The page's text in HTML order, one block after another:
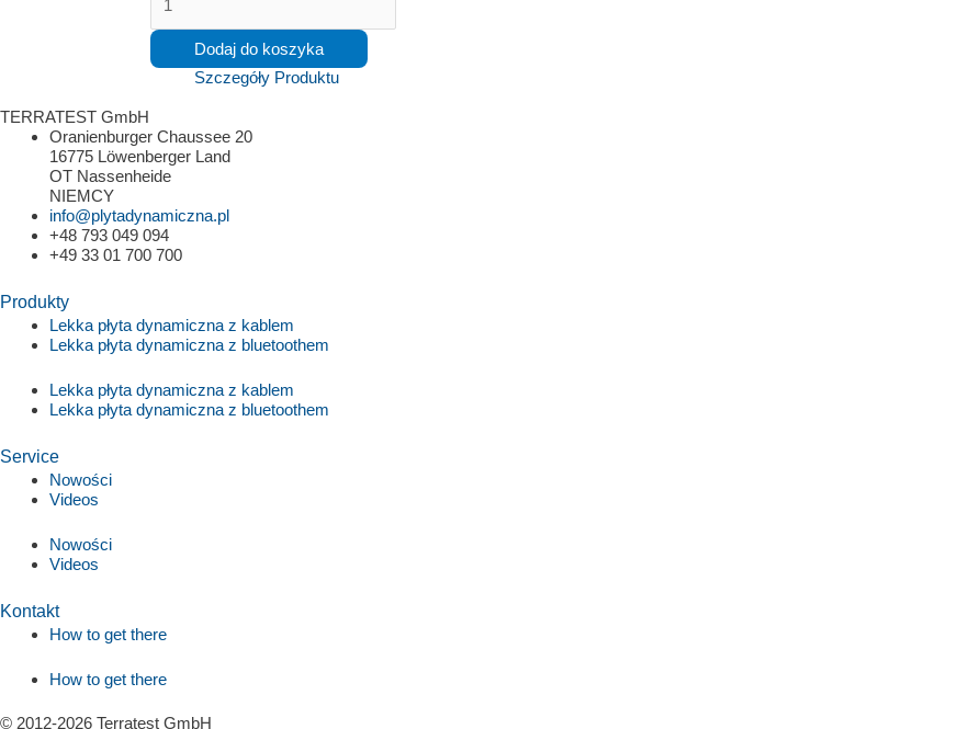
Klinke
Buchse
Messkabel
erneuern
Dodaj do koszyka
Szczegóły Produktu
TERRATEST GmbH
Oranienburger Chaussee 20
16775 Löwenberger Land
OT Nassenheide
NIEMCY
info@plytadynamiczna.pl
+48 793 049 094
+49 33 01 700 700
Produkty
Lekka płyta dynamiczna z kablem
Lekka płyta dynamiczna z bluetoothem
Lekka płyta dynamiczna z kablem
Lekka płyta dynamiczna z bluetoothem
Service
Nowości
Videos
Nowości
Videos
Kontakt
How to get there
How to get there
© 2012-2026 Terratest GmbH